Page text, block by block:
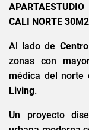
CALI NORTE
Al lado de
zonas con
médica del norte
Living.
Un proyecto